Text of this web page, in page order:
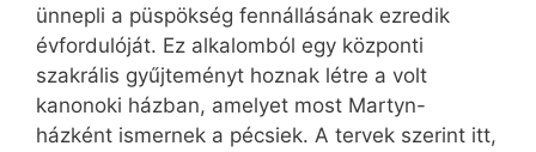
ünnepli a püspökség fennállásának ezredik
évfordulóját. Ez alkalomból egy központi
szakrális gyűjteményt hoznak létre a volt
kanonoki házban, amelyet most Martyn-
házként ismernek a pécsiek. A tervek szerint itt,